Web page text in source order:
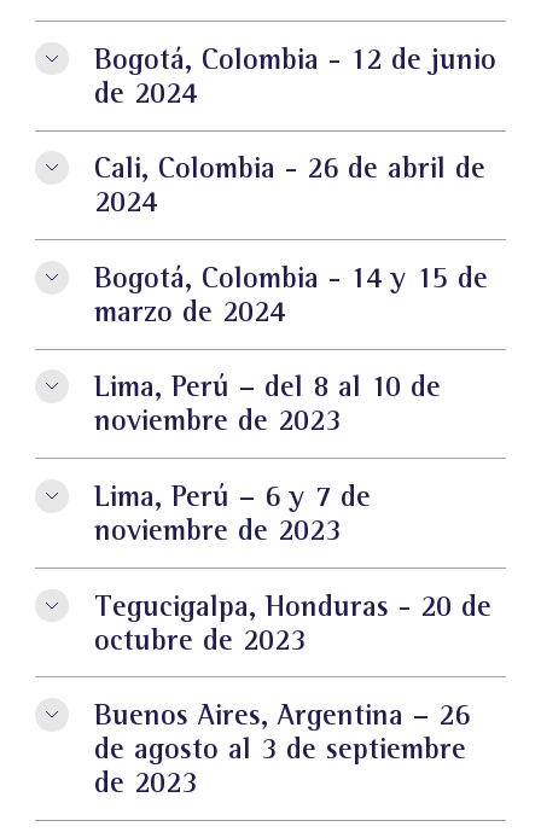
Bogotá, Colombia - 12 de junio
de 2024
Cali, Colombia - 26 de abril de
2024
Bogotá, Colombia - 14 y 15 de
marzo de 2024
Lima, Perú – del 8 al 10 de
noviembre de 2023
Lima, Perú – 6 y 7 de
noviembre de 2023
Tegucigalpa, Honduras - 20 de
octubre de 2023
Buenos Aires, Argentina – 26
de agosto al 3 de septiembre
de 2023